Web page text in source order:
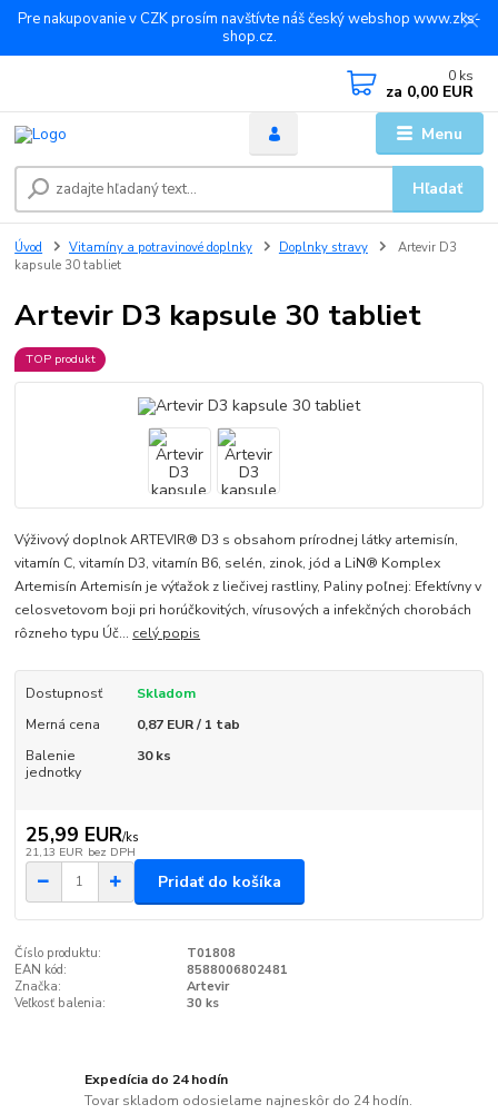
Pre nakupovanie v CZK prosím navštívte náš český webshop www.zks-
shop.cz.
Menu
Hľadať
0 ks
za 0,00 EUR
Úvod Vitamíny a potravinové doplnky Doplnky stravy
Artevir D3
kapsule 30 tabliet
Artevir D3 kapsule 30 tabliet
TOP produkt
Výživový doplnok ARTEVIR® D3 s obsahom prírodnej látky artemisín,
vitamín C, vitamín D3, vitamín B6, selén, zinok, jód a LiN® Komplex
Artemisín Artemisín je výťažok z liečivej rastliny, Paliny poľnej: Efektívny v
celosvetovom boji pri horúčkovitých, vírusových a infekčných chorobách
rôzneho typu Úč... celý popis
Dostupnosť
Skladom
Merná cena
0,87 EUR / 1 tab
Balenie
jednotky
30 ks
25,99 EUR/ks
21,13 EUR bez DPH
Pridať do košíka
Číslo produktu:
T01808
EAN kód:
8588006802481
Značka:
Artevir
Veľkosť balenia:
30 ks
Expedícia do 24 hodín
Tovar skladom odosielame najneskôr do 24 hodín.